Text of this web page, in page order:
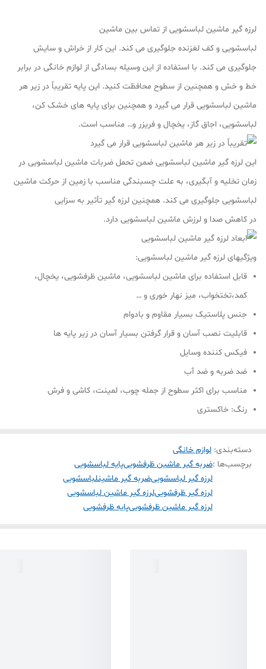
لرزه گیر ماشین لباسشویی از تماس بین ماشین
لباسشویی و کف لغزنده جلوگیری می کند. این کار از خراش و سایش
جلوگیری می کند. با استفاده از این وسیله بسادگی از لوازم خانگی در برابر
خط و خش و همچنین از سطوح محافظت کنید. این پایه تقریباً در زیر هر
ماشین لباسشویی قرار می گیرد و همچنین برای پایه های خشک کن،
لباسشویی، اجاق گاز، یخچال و فریزر و… مناسب است.
این لرزه گیر ماشین لباسشویی ضمن تحمل ضربات ماشین لباسشویی در
زمان تخلیه و آبگیری، به علت چسبندگی مناسب با زمین از حرکت ماشین
لباسشویی جلوگیری می کند. همچنین لرزه گیر تأثیر به سزایی
در کاهش صدا و لرزش ماشین لباسشویی دارد.
ویژگیهای لرزه گیر ماشین لباسشویی:
قابل استفاده برای ماشین لباسشویی، ماشین ظرفشویی، یخچال،
کمد،تختخواب، میز نهار خوری و …
جنس پلاستیک بسیار مقاوم و بادوام
قابلیت نصب آسان و قرار گرفتن بسیار آسان در زیر پایه ها
فیکس کننده وسایل
ضد ضربه و ضد آب
مناسب برای اکثر سطوح از جمله چوب، لمینت، کاشی و فرش
رنگ: خاکستری
دسته‌بندی: لوازم خانگی
برچسب‌ها :ضربه گیر ماشین ظرفشوییپایه لباسشویی
لرزه گیر لباسشوییضربه گیر ماشینلباسشویی
لرزه گیر ظرفشوییلرزه گیر ماشین لباسشویی
لرزه گیر ماشین ظرفشوییپایه ظرفشویی